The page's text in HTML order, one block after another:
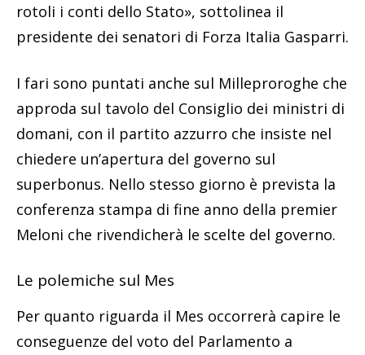
rotoli i conti dello Stato», sottolinea il
presidente dei senatori di Forza Italia Gasparri.
I fari sono puntati anche sul Milleproroghe che
approda sul tavolo del Consiglio dei ministri di
domani, con il partito azzurro che insiste nel
chiedere un’apertura del governo sul
superbonus. Nello stesso giorno è prevista la
conferenza stampa di fine anno della premier
Meloni che rivendicherà le scelte del governo.
Le polemiche sul Mes
Per quanto riguarda il Mes occorrerà capire le
conseguenze del voto del Parlamento a